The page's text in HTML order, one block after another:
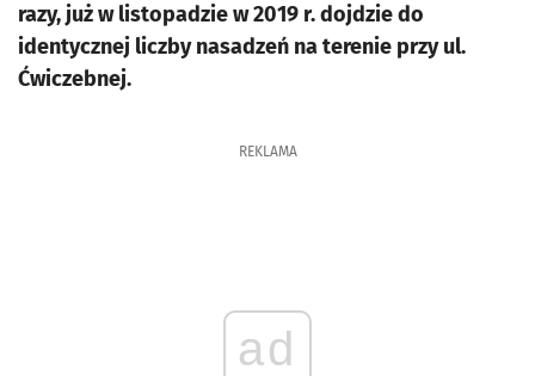
razy, już w listopadzie w 2019 r. dojdzie do
identycznej liczby nasadzeń na terenie przy ul.
Ćwiczebnej.
REKLAMA
ad